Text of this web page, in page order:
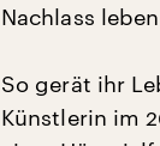
Nachlass
So gerät ihr
Künstlerin im